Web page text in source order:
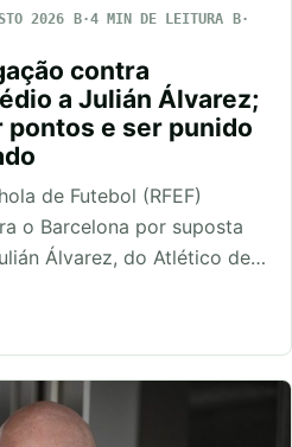
2026
4 MIN DE LEITURA
contra
a Julián Álvarez;
e ser punido
de Futebol (RFEF)
o Barcelona por suposta
Álvarez, do Atlético de…